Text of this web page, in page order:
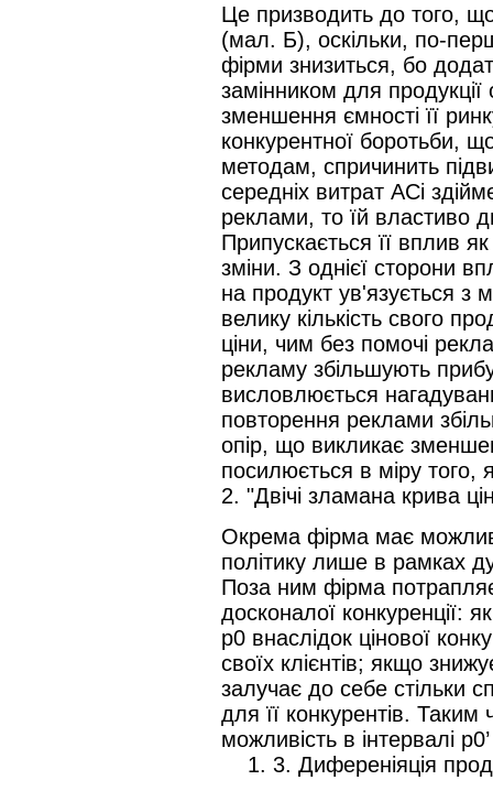
Це призводить до того,
(мал. Б), оскільки, по-
фірми знизиться, бо
замінником для
зменшення ємності її
конкурентної боротьби,
методам, спричинить
середніх витрат АСi
реклами, то їй властиво
Припускається її вплив
зміни. З однієї сторони
на продукт ув'язується з
велику кількість свого
ціни, чим без помочі
рекламу збільшують
висловлюється
повторення реклами
опір, що викликає
посилюється в міру того,
2. "Двічі зламана крива
Окрема фірма має
політику лише в рамках
Поза ним фірма
досконалої конкуренції:
p0 внаслідок цінової
своїх клієнтів; якщо
залучає до себе стільки
для її конкурентів.
можливість в інтервалі
1. 3. Диференіяція